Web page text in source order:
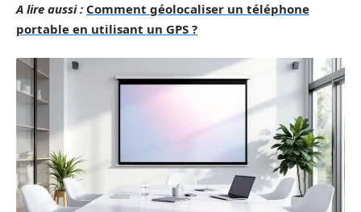
A lire aussi : Comment géolocaliser un téléphone
portable en utilisant un GPS ?